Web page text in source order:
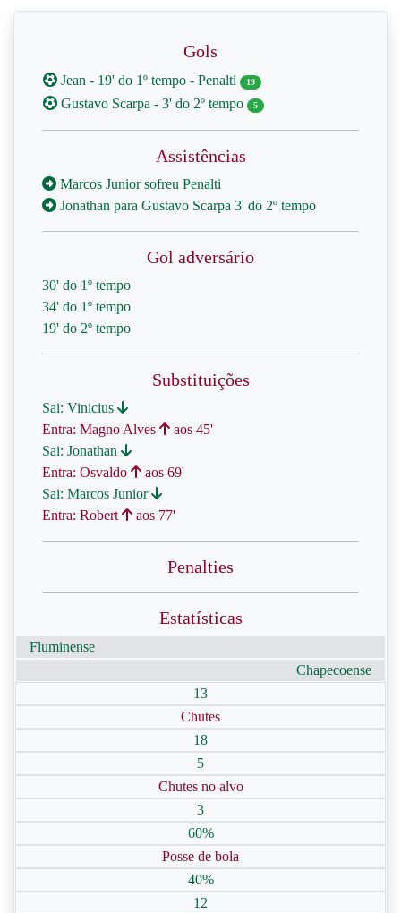
Gols
Jean - 19' do 1º tempo - Penalti 19
Gustavo Scarpa - 3' do 2º tempo 5
Assistências
Marcos Junior sofreu Penalti
Jonathan para Gustavo Scarpa 3' do 2º tempo
Gol adversário
30' do 1º tempo
34' do 1º tempo
19' do 2º tempo
Substituições
Sai: Vinicius
Entra: Magno Alves
aos 45'
Sai: Jonathan
Entra: Osvaldo
aos 69'
Sai: Marcos Junior
Entra: Robert
aos 77'
Penalties
Estatísticas
Fluminense
Chapecoense
13
Chutes
18
5
Chutes no alvo
3
60%
Posse de bola
40%
12